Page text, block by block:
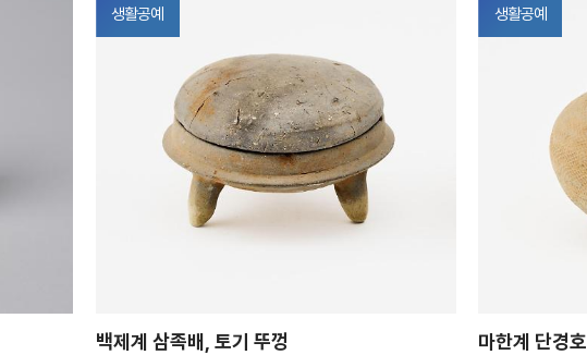
생활공예
백제계 삼족배, 토기 뚜껑
생활공예
마한계 단경호